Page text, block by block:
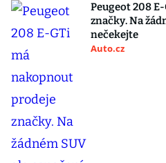
Peugeot 208
značky. Na
nečekejte
Auto.cz